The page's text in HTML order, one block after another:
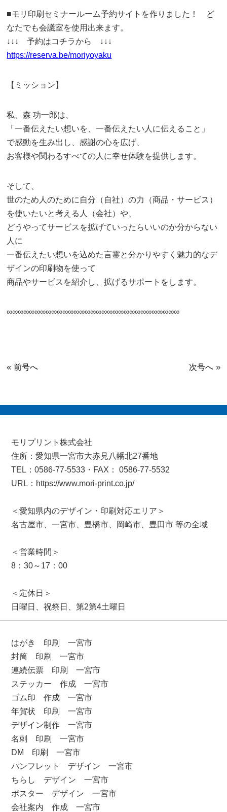
■モリ印刷セミナールーム予約サイトを作りました！ ど
なたでも会議室を使用出来ます。
↓↓↓ 予約はコチラから ↓↓↓
https://reserva.be/moriyoyaku
【ミッション】
私、森 功一郎は、
「一番伝えたい想いを、一番伝えたい人に伝えること」
で感動を生み出し、感謝の心を広げ、
お客様や関わるすべての人に幸せ体験を提供します。
そして、
世のため人のために自分（自社）の力（商品・サービス）
を使いたいと考える人（会社）や、
どうやってサービスを拡げていったらいいのか分からない
人に
一番伝えたい想いを込めた言霊と分かりやすく魅力的なデ
ザインの印刷物を使って
商品やサービスを紹介し、拡げるサポートをします。
∞∞∞∞∞∞∞∞∞∞∞∞∞∞∞∞∞∞∞∞∞∞∞∞∞∞∞∞∞∞∞
«前号へ 次号へ»
はがき 印刷 一宮市
封筒 印刷 一宮市
連続伝票 印刷 一宮市
ステッカー 作成 一宮市
ゴム印 作成 一宮市
年賀状 印刷 一宮市
デザイン制作 一宮市
名刺 印刷 一宮市
DM 印刷 一宮市
パンフレット デザイン 一宮市
ちらし デザイン 一宮市
ポスター デザイン 一宮市
会社案内 作成 一宮市
モリプリント株式会社
住所：愛知県一宮市大赤見八幡北27番地
TEL：0586-77-5533・FAX： 0586-77-5532
URL：https://www.mori-print.co.jp/
＜愛知県内のデザイン・印刷対応エリア＞
名古屋市、一宮市、豊橋市、岡崎市、豊田市 等の全域
＜営業時間＞
8：30～17：00
＜定休日＞
日曜日、祝祭日、第2第4土曜日